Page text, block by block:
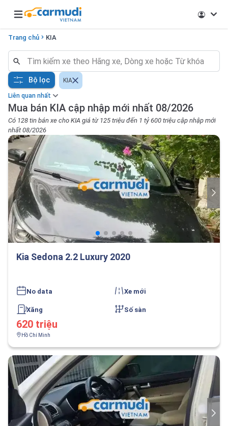
Open main menu
Trang chủ KIA
Liên quan nhất
Mua bán KIA cập nhập mới nhất 08/2026
Có 128 tin bán xe cho KIA giá từ 125 triệu đến 1 tỷ 600 triệu cập nhập mới
nhất 08/2026
Bộ lọc KIA
Kia Sedona 2.2 Luxury 2020
No data Xe mới
Xăng Số sàn
620 triệu
Hồ Chí Minh